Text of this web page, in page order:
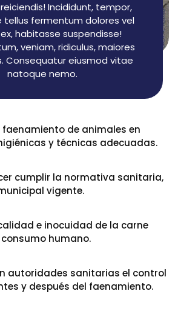
Incididunt, tempor,
tellus fermentum dolores vel
habitasse suspendisse!
veniam, ridiculus, maiores
Consequatur eiusmod vitae
natoque nemo.
de animales en
y técnicas adecuadas.
cumplir la normativa sanitaria,
vigente.
e inocuidad de la carne
humano.
autoridades sanitarias el control
y después del faenamiento.